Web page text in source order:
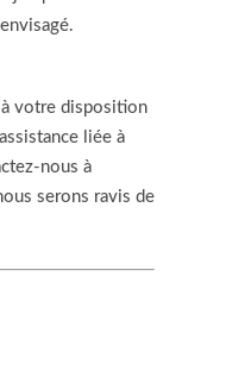
votre disposition
liée à
nous à
serons ravis de